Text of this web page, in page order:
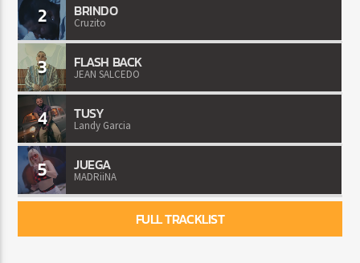
2 BRINDO
Cruzito
3 FLASH BACK
JEAN SALCEDO
4 TUSY
Landy Garcia
5 JUEGA
MADRiiNA
FULL TRACKLIST